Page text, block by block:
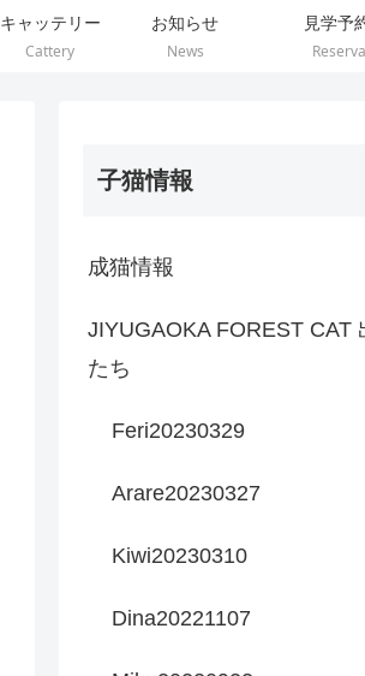
キャッテリー
Cattery
お知らせ
News
見学予
子猫情報
成猫情報
JIYUGAOKA FOREST CAT
たち
Feri20230329
Arare20230327
Kiwi20230310
Dina20221107